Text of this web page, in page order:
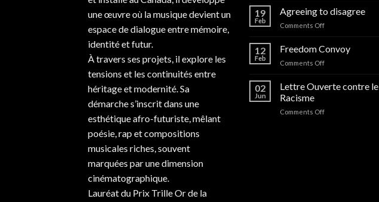
une œuvre où la musique devient un
espace de dialogue entre mémoire,
identité et futur.
À travers ses projets, il explore les
tensions et les continuités entre
héritage et modernité. Sa
démarche s’inscrit dans une
esthétique afro-futuriste, mêlant
poésie, rap et compositions
musicales riches, souvent
marquées par une dimension
cinématographique.
Lauréat du Prix Trille Or de la
t’aime
19
Feb
Agreeing to disagree
Comments Offon
to
disagree
12
Feb
Freedom Convoy
Comments Offon
Convoy
02
Jun
Lettre Ouverte contre le
Racisme
Comments Offon